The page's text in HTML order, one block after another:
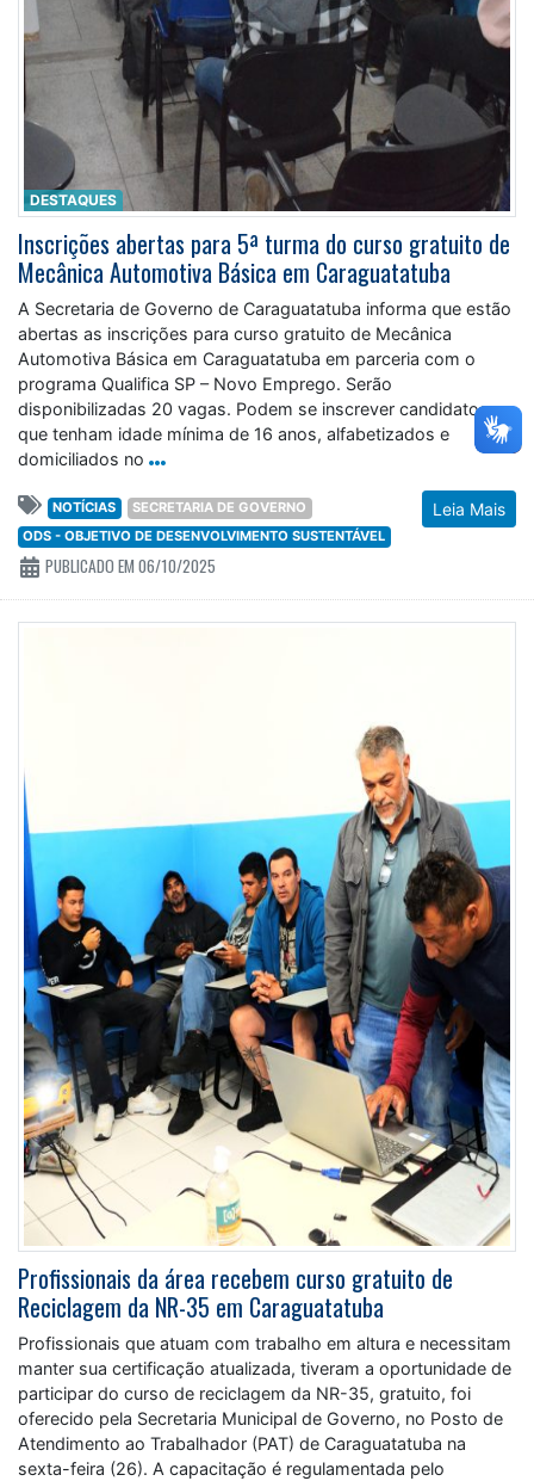
DESTAQUES
Inscrições abertas para 5ª turma do curso gratuito de
Mecânica Automotiva Básica em Caraguatatuba
A Secretaria de Governo de Caraguatatuba informa que estão
abertas as inscrições para curso gratuito de Mecânica
Automotiva Básica em Caraguatatuba em parceria com o
programa Qualifica SP – Novo Emprego. Serão
disponibilizadas 20 vagas. Podem se inscrever candidatos
que tenham idade mínima de 16 anos, alfabetizados e
domiciliados no
Leia Mais
NOTÍCIAS
SECRETARIA DE GOVERNO
ODS - OBJETIVO DE DESENVOLVIMENTO SUSTENTÁVEL
PUBLICADO EM 06/10/2025
Profissionais da área recebem curso gratuito de
Reciclagem da NR-35 em Caraguatatuba
Profissionais que atuam com trabalho em altura e necessitam
manter sua certificação atualizada, tiveram a oportunidade de
participar do curso de reciclagem da NR-35, gratuito, foi
oferecido pela Secretaria Municipal de Governo, no Posto de
Atendimento ao Trabalhador (PAT) de Caraguatatuba na
sexta-feira (26). A capacitação é regulamentada pelo